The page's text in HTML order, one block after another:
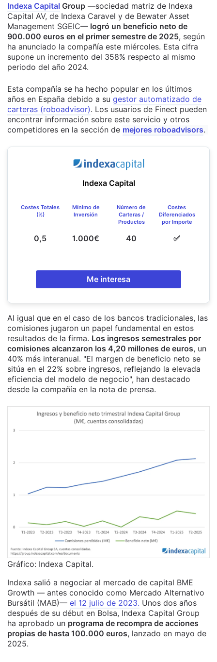
Indexa Capital Group —sociedad matriz de Indexa
Capital AV, de Indexa Caravel y de Bewater Asset
Management SGEIC— logró un beneficio neto de
900.000 euros en el primer semestre de 2025, según
ha anunciado la compañía este miércoles. Esta cifra
supone un incremento del 358% respecto al mismo
periodo del año 2024.
Esta compañía se ha hecho popular en los últimos
años en España debido a su gestor automatizado de
carteras (roboadvisor). Los usuarios de Finect pueden
encontrar información sobre este servicio y otros
competidores en la sección de mejores roboadvisors.
Indexa Capital
Costes Totales
(%)
0,5
Mínimo de
Inversión
1.000€
Número de
Carteras /
Productos
40
Costes
Diferenciados
por Importe
✅
Me interesa
Al igual que en el caso de los bancos tradicionales, las
comisiones jugaron un papel fundamental en estos
resultados de la firma. Los ingresos semestrales por
comisiones alcanzaron los 4,20 millones de euros, un
40% más interanual. "El margen de beneficio neto se
sitúa en el 22% sobre ingresos, reflejando la elevada
eficiencia del modelo de negocio", han destacado
desde la compañía en la nota de prensa.
Gráfico: Indexa Capital.
Indexa salió a negociar al mercado de capital BME
Growth — antes conocido como Mercado Alternativo
Bursátil (MAB)— el 12 julio de 2023. Unos dos años
después de su début en Bolsa, Indexa Capital Group
ha aprobado un programa de recompra de acciones
propias de hasta 100.000 euros, lanzado en mayo de
2025.